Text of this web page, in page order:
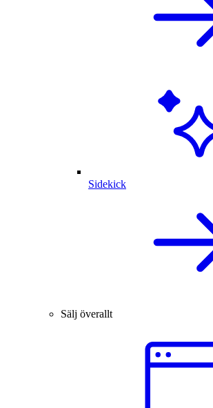
Sidekick
Sälj överallt